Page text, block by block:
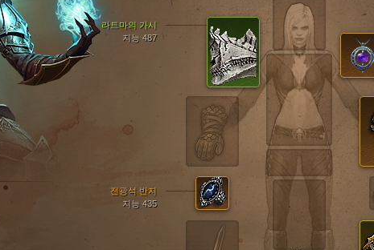
라트마의 가시
지능 487
전광석 반지
지능 435